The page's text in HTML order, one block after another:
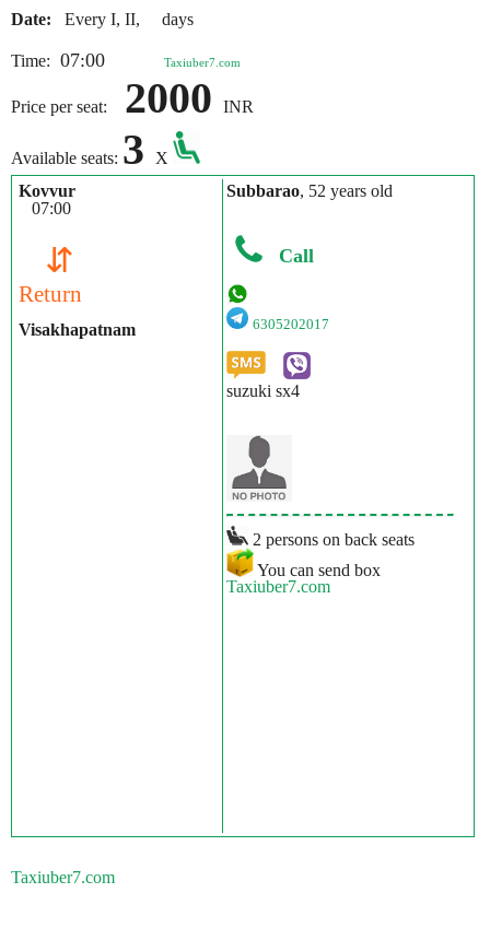
Date: Every I, II, days
Time: 07:00 Taxiuber7.com
Price per seat: 2000 INR
Available seats: 3
X
Kovvur
07:00
⇵
Return
Visakhapatnam
Subbarao, 52 years old
Call
6305202017
suzuki sx4
2 persons on back seats
You can send box
Taxiuber7.com
Taxiuber7.com